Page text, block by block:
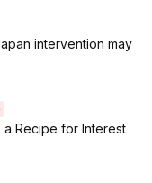
intervention may
a Recipe for Interest